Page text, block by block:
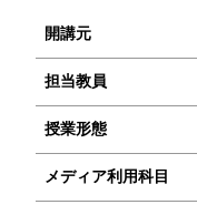
開講元
担当教員
授業形態
メディア利用科目